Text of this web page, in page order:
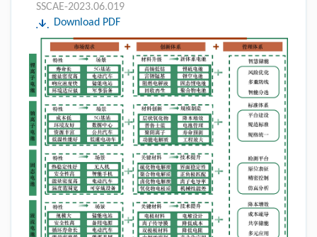
SSCAE-2023.06.019
Download PDF